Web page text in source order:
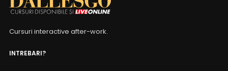
Cursuri interactive after-work.
INTREBARI?